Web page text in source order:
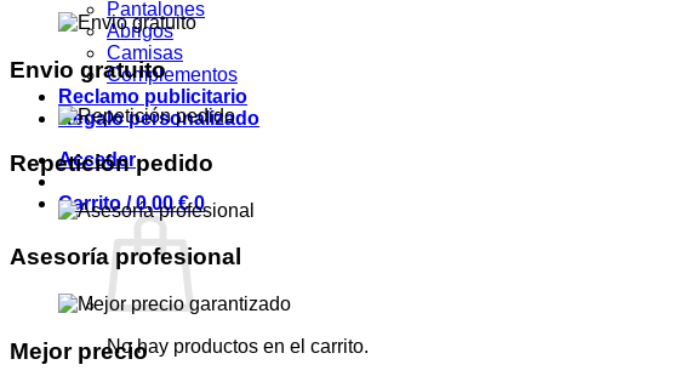
Pantalones
Abrigos
Camisas
Complementos
Reclamo publicitario
Regalo personalizado
Acceder
Carrito /0,00€ 0
No hay productos en el carrito.
Envio gratuito
Repetición pedido
Asesoría profesional
Mejor precio